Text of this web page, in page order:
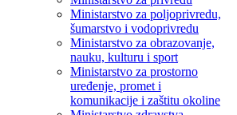
Ministarstvo za poljoprivredu,
šumarstvo i vodoprivredu
Ministarstvo za obrazovanje,
nauku, kulturu i sport
Ministarstvo za prostorno
uređenje, promet i
komunikacije i zaštitu okoline